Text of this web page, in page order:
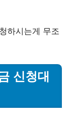
하시는게 무조
신청대